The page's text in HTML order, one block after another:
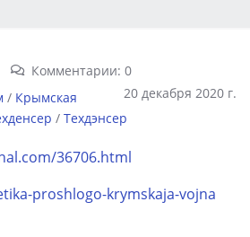
Комментарии: 0
20 декабря 2020 г.
/ Крымская
/ Техдэнсер
36706.html
proshlogo-krymskaja-vojna